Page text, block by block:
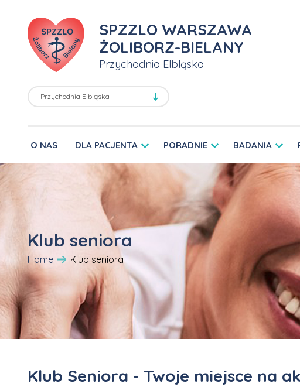
SPZZLO WARSZAWA
ŻOLIBORZ-BIELANY
Przychodnia Elbląska
O NAS DLA PACJENTA PORADNIE BADANIA
Klub seniora
Home Klub seniora
Klub Seniora - Twoje miejsce na